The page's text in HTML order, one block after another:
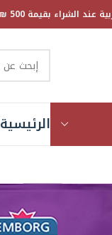
الشراء بقيمة 500 ₪
الرئيسية